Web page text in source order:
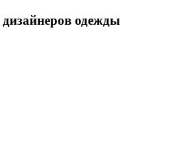
одежды